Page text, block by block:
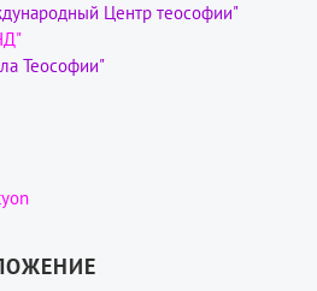
Центр теософии"
Теософии"